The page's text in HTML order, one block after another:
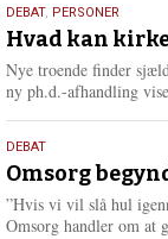
25.
juli
2026
DEBAT, PERSONER
Hvad kan
Nye troende finder
ny ph.d.-afhandling
9.
juli
2026
DEBAT
Omsorg
”Hvis vi vil slå hul
Omsorg handler om